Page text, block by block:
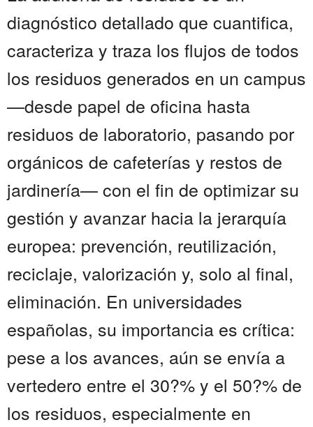
diagnóstico detallado que cuantifica,
caracteriza y traza los flujos de todos
los residuos generados en un campus
—desde papel de oficina hasta
residuos de laboratorio, pasando por
orgánicos de cafeterías y restos de
jardinería— con el fin de optimizar su
gestión y avanzar hacia la jerarquía
europea: prevención, reutilización,
reciclaje, valorización y, solo al final,
eliminación. En universidades
españolas, su importancia es crítica:
pese a los avances, aún se envía a
vertedero entre el 30?% y el 50?% de
los residuos, especialmente en